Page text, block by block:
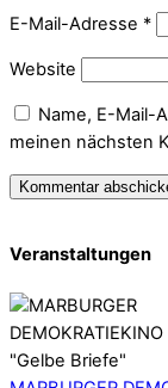
E-Mail-Adresse *
Website
Name, E-Mail-
meinen nächsten
Veranstaltungen